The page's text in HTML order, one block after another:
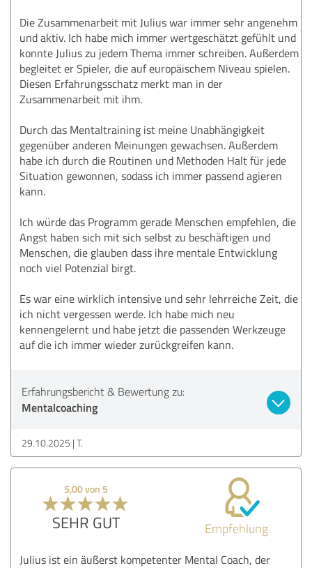
Die Zusammenarbeit mit Julius war immer sehr angenehm
und aktiv. Ich habe mich immer wertgeschätzt gefühlt und
konnte Julius zu jedem Thema immer schreiben. Außerdem
begleitet er Spieler, die auf europäischem Niveau spielen.
Diesen Erfahrungsschatz merkt man in der
Zusammenarbeit mit ihm.
Durch das Mentaltraining ist meine Unabhängigkeit
gegenüber anderen Meinungen gewachsen. Außerdem
habe ich durch die Routinen und Methoden Halt für jede
Situation gewonnen, sodass ich immer passend agieren
kann.
Ich würde das Programm gerade Menschen empfehlen, die
Angst haben sich mit sich selbst zu beschäftigen und
Menschen, die glauben dass ihre mentale Entwicklung
noch viel Potenzial birgt.
Es war eine wirklich intensive und sehr lehrreiche Zeit, die
ich nicht vergessen werde. Ich habe mich neu
kennengelernt und habe jetzt die passenden Werkzeuge
auf die ich immer wieder zurückgreifen kann.
Erfahrungsbericht & Bewertung zu:
Mentalcoaching
29.10.2025 T.
5,00 von 5
SEHR GUT Empfehlung
Julius ist ein äußerst kompetenter Mental Coach, der